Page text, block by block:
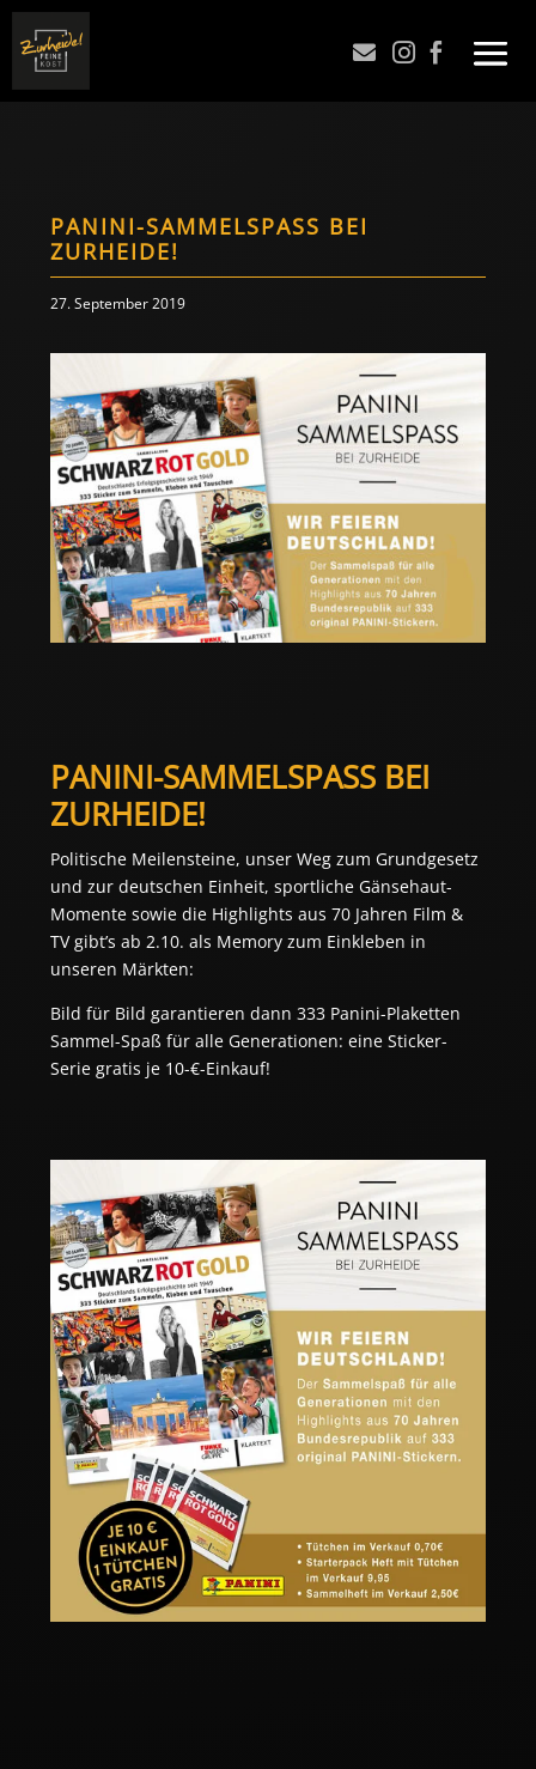
  
PANINI-SAMMELSPASS BEI
ZURHEIDE!
27. September 2019
PANINI-SAMMELSPASS BEI
ZURHEIDE!
Politische Meilensteine, unser Weg zum Grundgesetz
und zur deutschen Einheit, sportliche Gänsehaut-
Momente sowie die Highlights aus 70 Jahren Film &
TV gibt’s ab 2.10. als Memory zum Einkleben in
unseren Märkten:
Bild für Bild garantieren dann 333 Panini-Plaketten
Sammel-Spaß für alle Generationen: eine Sticker-
Serie gratis je 10-€-Einkauf!